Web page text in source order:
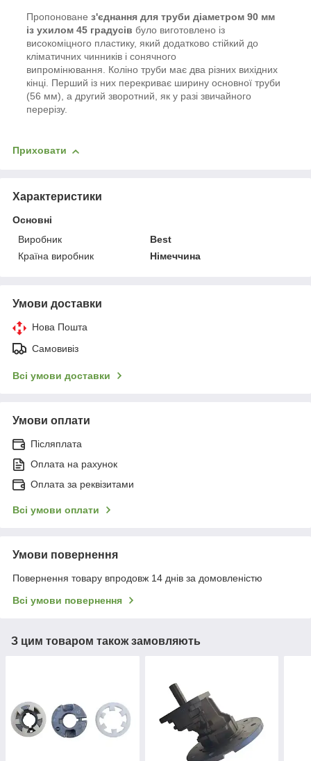
Пропоноване з'єднання для труби діаметром 90 мм
із ухилом 45 градусів було виготовлено із
високоміцного пластику, який додатково стійкий до
кліматичних чинників і сонячного
випромінювання. Коліно труби має два різних вихідних
кінці. Перший із них перекриває ширину основної труби
(56 мм), а другий зворотний, як у разі звичайного
перерізу.
Приховати
Характеристики
Основні
Виробник
Best
Країна виробник
Німеччина
Умови доставки
Нова Пошта
Самовивіз
Всі умови доставки
Умови оплати
Післяплата
Оплата на рахунок
Оплата за реквізитами
Всі умови оплати
Умови повернення
Повернення товару впродовж 14 днів за домовленістю
Всі умови повернення
З цим товаром також замовляють